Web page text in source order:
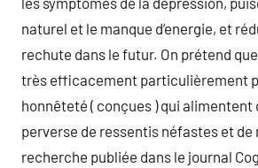
naturel et le manque d’energie, et
rechute dans le futur. On prétend
très efficacement particulièrement
honnêteté ( conçues ) qui
perverse de ressentis néfastes et
recherche publiée dans le journal